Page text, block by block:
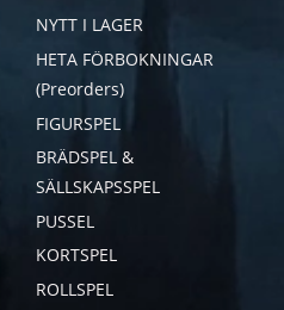
NYTT I LAGER
HETA FÖRBOKNINGAR
(Preorders)
FIGURSPEL
BRÄDSPEL &
SÄLLSKAPSSPEL
PUSSEL
KORTSPEL
ROLLSPEL